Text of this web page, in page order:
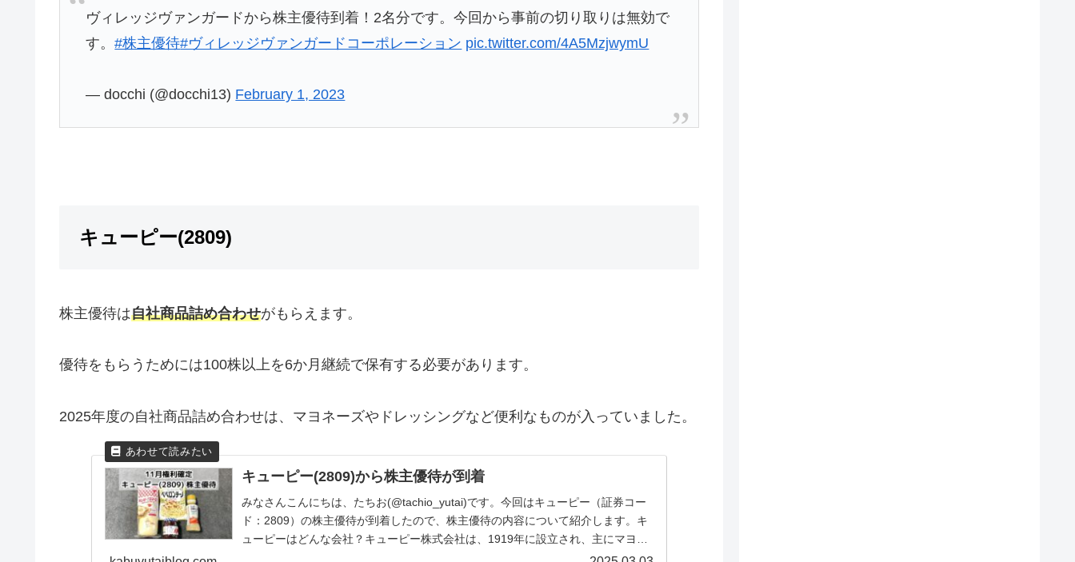
ヴィレッジヴァンガードから株主優待到着！2名分です。今回から事前の切り取りは無効で
す。#株主優待#ヴィレッジヴァンガードコーポレーション pic.twitter.com/4A5MzjwymU
— docchi (@docchi13) February 1, 2023
キューピー(2809)
株主優待は自社商品詰め合わせがもらえます。
優待をもらうためには100株以上を6か月継続で保有する必要があります。
2025年度の自社商品詰め合わせは、マヨネーズやドレッシングなど便利なものが入っていました。
キューピー(2809)から株主優待が到着
みなさんこんにちは、たちお(@tachio_yutai)です。今回はキューピー（証券コー
ド：2809）の株主優待が到着したので、株主優待の内容について紹介します。キ
ューピーはどんな会社？キューピー株式会社は、1919年に設立され、主にマヨ